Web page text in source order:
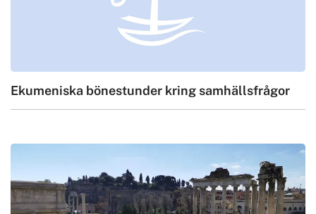
Ekumeniska bönestunder kring samhällsfrågor